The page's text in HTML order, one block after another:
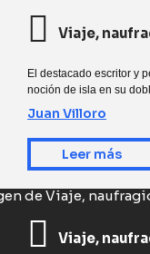
Viaje,
El destacado escritor y
noción de isla en su
Juan Villoro
Leer más
Viaje,